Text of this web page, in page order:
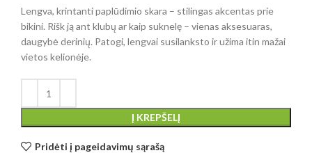
Lengva, krintanti paplūdimio skara – stilingas akcentas prie
bikini. Rišk ją ant klubų ar kaip suknelę – vienas aksesuaras,
daugybė derinių. Patogi, lengvai susilanksto ir užima itin mažai
vietos kelionėje.
Į KREPŠELĮ
Pridėti į pageidavimų sąrašą